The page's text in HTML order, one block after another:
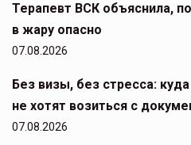
Терапевт ВСК объяснила,
в жару опасно
07.08.2026
Без визы, без стресса:
не хотят возиться с
07.08.2026